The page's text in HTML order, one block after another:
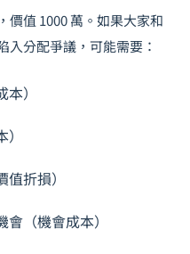
價值 1000 萬。如果大家和
入分配爭議，可能需要：
）
折損）
（機會成本）